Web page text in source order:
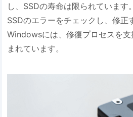
し、SSDの寿命は限られています
SSDのエラーをチェックし、修正
Windowsには、修復プロセスを
まれています。